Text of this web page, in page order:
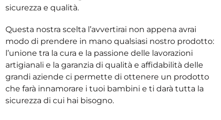
sicurezza e qualità.
Questa nostra scelta l’avvertirai non appena avrai
modo di prendere in mano qualsiasi nostro prodotto:
l’unione tra la cura e la passione delle lavorazioni
artigianali e la garanzia di qualità e affidabilità delle
grandi aziende ci permette di ottenere un prodotto
che farà innamorare i tuoi bambini e ti darà tutta la
sicurezza di cui hai bisogno.